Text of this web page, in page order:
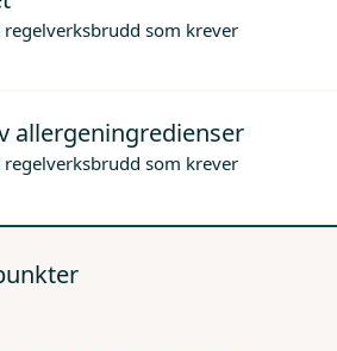
som krever
allergeningredienser
som krever